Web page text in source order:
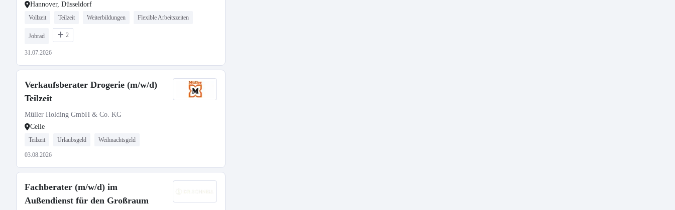
Hannover, Düsseldorf
Vollzeit Teilzeit Weiterbildungen Flexible Arbeitszeiten
Jobrad 2
31.07.2026
Verkaufsberater Drogerie (m/w/d)
Teilzeit
Müller Holding GmbH & Co. KG
Celle
Teilzeit Urlaubsgeld Weihnachtsgeld
03.08.2026
Fachberater (m/w/d) im
Außendienst für den Großraum